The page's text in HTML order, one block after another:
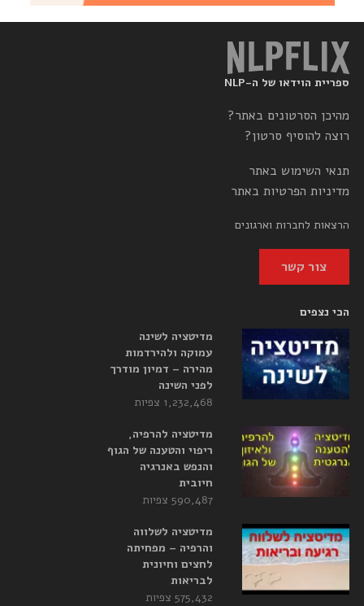
ספריית הוידאו של ה-NLP
מהיכן הסרטונים באתר?
רוצה להוסיף סרטון?
תנאי השימוש באתר
מדיניות הפרטיות באתר
הרצאות לחברות וארגונים
צור קשר
הכי נצפים
מדיטציה לשינה
עמוקה ולהירדמות
מהירה – דמיון מודרך
לפני השינה
1,232,468 צפיות
מדיטציה להרפיה,
ריפוי והטענה של הגוף
והנפש באנרגיה
חיובית
590,487 צפיות
מדיטציה לשלווה
והרפיה – מפחיתה
לחצים וחיונית
לבריאות
575,432 צפיות